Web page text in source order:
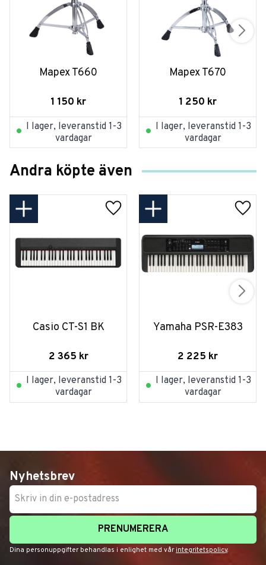
Mapex T660
1 150 kr
I lager, leveranstid 1-3
vardagar
Mapex T670
1 250 kr
I lager, leveranstid 1-3
vardagar
Andra köpte även
Casio CT-S1 BK
2 365 kr
I lager, leveranstid 1-3
vardagar
Yamaha PSR-E383
2 225 kr
I lager, leveranstid 1-3
vardagar
Nyhetsbrev
PRENUMERERA
Dina personuppgifter behandlas i enlighet med vår integritetspolicy.